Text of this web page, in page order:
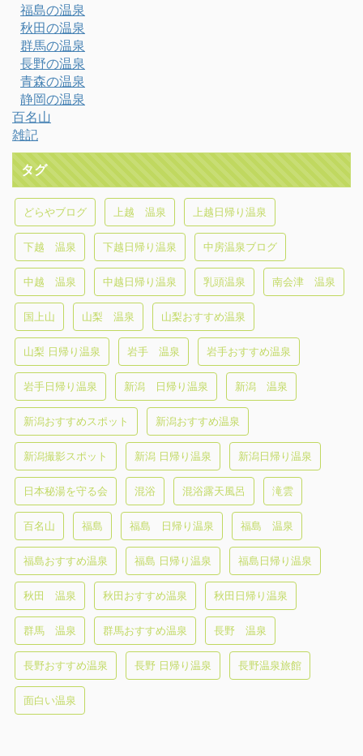
福島の温泉
秋田の温泉
群馬の温泉
長野の温泉
青森の温泉
静岡の温泉
百名山
雑記
タグ
どらやブログ 上越 温泉 上越日帰り温泉
下越 温泉 下越日帰り温泉 中房温泉ブログ
中越 温泉 中越日帰り温泉 乳頭温泉 南会津 温泉
国上山 山梨 温泉 山梨おすすめ温泉
山梨 日帰り温泉 岩手 温泉 岩手おすすめ温泉
岩手日帰り温泉 新潟 日帰り温泉 新潟 温泉
新潟おすすめスポット 新潟おすすめ温泉
新潟撮影スポット 新潟 日帰り温泉 新潟日帰り温泉
日本秘湯を守る会 混浴 混浴露天風呂 滝雲
百名山 福島 福島 日帰り温泉 福島 温泉
福島おすすめ温泉 福島 日帰り温泉 福島日帰り温泉
秋田 温泉 秋田おすすめ温泉 秋田日帰り温泉
群馬 温泉 群馬おすすめ温泉 長野 温泉
長野おすすめ温泉 長野 日帰り温泉 長野温泉旅館
面白い温泉